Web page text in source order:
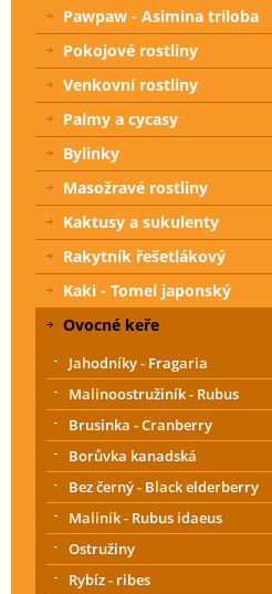
Pawpaw - Asimina triloba
Pokojové rostliny
Venkovní rostliny
Palmy a cycasy
Bylinky
Masožravé rostliny
Kaktusy a sukulenty
Rakytník řešetlákový
Kaki - Tomel japonský
Ovocné keře
Jahodníky - Fragaria
Malinoostružiník - Rubus
Brusinka - Cranberry
Borůvka kanadská
Bez černý - Black elderberry
Maliník - Rubus idaeus
Ostružiny
Rybíz - ribes